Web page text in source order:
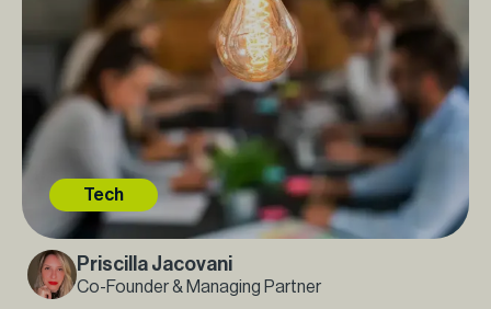
Tech
Priscilla Jacovani
Co-Founder & Managing Partner